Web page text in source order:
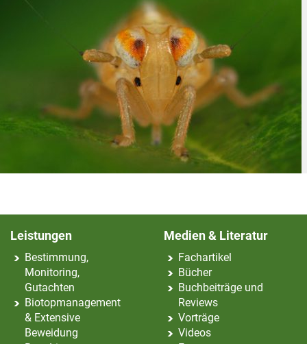
Leistungen
Bestimmung,
Monitoring,
Gutachten
Biotopmanagement
& Extensive
Beweidung
Medien & Literatur
Fachartikel
Bücher
Buchbeiträge und
Reviews
Vorträge
Videos